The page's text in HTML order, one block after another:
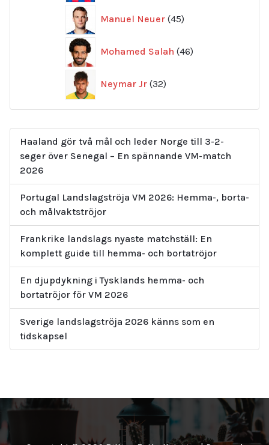
Manuel Neuer 45
produkter
Mohamed Salah 46
produkter
Neymar Jr 32
produkter
Haaland gör två mål och leder Norge till 3-2-
seger över Senegal – En spännande VM-match
2026
Portugal Landslagströja VM 2026: Hemma-, borta-
och målvaktströjor
Frankrike landslags nyaste matchställ: En
komplett guide till hemma- och bortatröjor
En djupdykning i Tysklands hemma- och
bortatröjor för VM 2026
Sverige landslagströja 2026 känns som en
tidskapsel